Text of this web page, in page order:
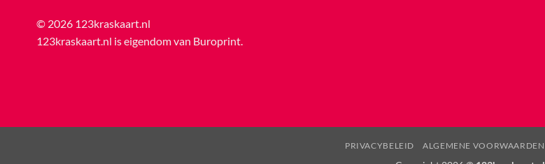
© 2026 123kraskaart.nl
123kraskaart.nl is eigendom van Buroprint.
PRIVACYBELEID ALGEMENE VOORWAARDEN